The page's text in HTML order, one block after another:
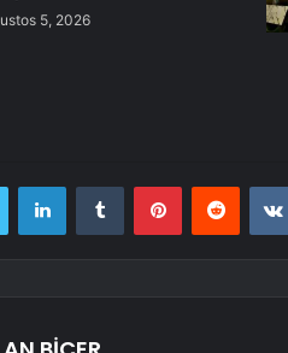
5, 2026
Twitter LinkedInTumblr PinterestReddit